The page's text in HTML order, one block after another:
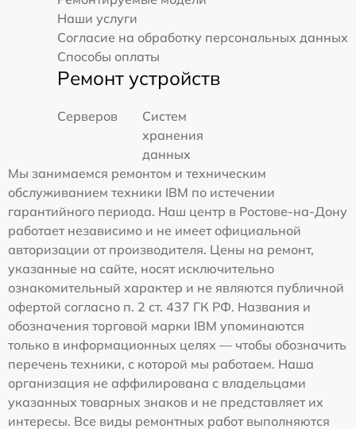
Наши услуги
Согласие на обработку персональных данных
Способы оплаты
Ремонт устройств
Серверов
Систем
хранения
данных
Мы занимаемся ремонтом и техническим
обслуживанием техники IBM по истечении
гарантийного периода. Наш центр в Ростове-на-Дону
работает независимо и не имеет официальной
авторизации от производителя. Цены на ремонт,
указанные на сайте, носят исключительно
ознакомительный характер и не являются публичной
офертой согласно п. 2 ст. 437 ГК РФ. Названия и
обозначения торговой марки IBM упоминаются
только в информационных целях — чтобы обозначить
перечень техники, с которой мы работаем. Наша
организация не аффилирована с владельцами
указанных товарных знаков и не представляет их
интересы. Все виды ремонтных работ выполняются